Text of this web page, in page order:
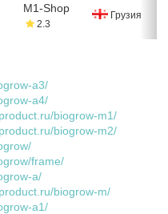
M1-Shop
2.3
Грузия
a3/
a4/
biogrow-m1/
biogrow-m2/
frame/
a/
biogrow-m/
a1/